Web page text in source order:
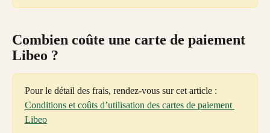
Combien coûte une carte de paiement
Libeo ?
Pour le détail des frais, rendez-vous sur cet article :
Conditions et coûts d’utilisation des cartes de paiement
Libeo